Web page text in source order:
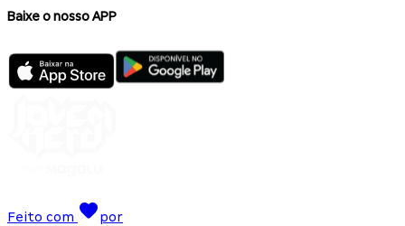
Baixe o nosso APP
Feito com
por